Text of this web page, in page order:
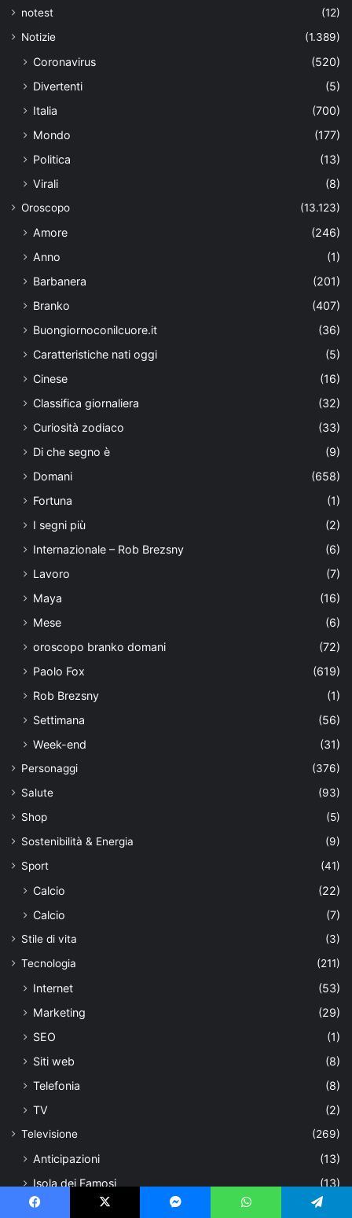
notest
(12)
Notizie
(1.389)
Coronavirus
(520)
Divertenti
(5)
Italia
(700)
Mondo
(177)
Politica
(13)
Virali
(8)
Oroscopo (13.123)
Amore
(246)
Anno
(1)
Barbanera
(201)
Branko
(407)
Buongiornoconilcuore.it
(36)
Caratteristiche nati oggi
(5)
Cinese
(16)
Classifica giornaliera
(32)
Curiosità zodiaco
(33)
Di che segno è
(9)
Domani
(658)
Fortuna
(1)
I segni più
(2)
Internazionale – Rob Brezsny
(6)
Lavoro
(7)
Maya
(16)
Mese
(6)
oroscopo branko domani
(72)
Paolo Fox
(619)
Rob Brezsny
(1)
Settimana
(56)
Week-end
(31)
Personaggi
(376)
Salute
(93)
Shop
(5)
Sostenibilità & Energia
(9)
Sport
(41)
Calcio
(22)
Calcio
(7)
Stile di vita
(3)
Tecnologia
(211)
Internet
(53)
Marketing
(29)
SEO
(1)
Siti web
(8)
Telefonia
(8)
TV
(2)
Televisione (269)
Anticipazioni
(13)
Isola dei Famosi
(13)
Sanremo